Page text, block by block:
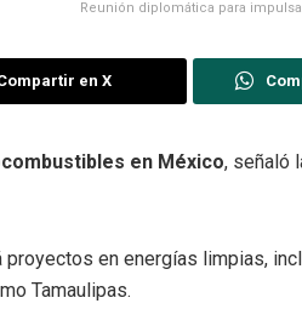
Reunión diplomática para
en X
en México, señaló
en energías limpias,
Tamaulipas.